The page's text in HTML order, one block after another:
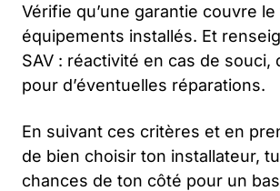
Vérifie qu’une garantie couvre
équipements installés. Et
SAV : réactivité en cas de souci,
pour d’éventuelles réparations.
En suivant ces critères et en
de bien choisir ton installateur,
chances de ton côté pour un